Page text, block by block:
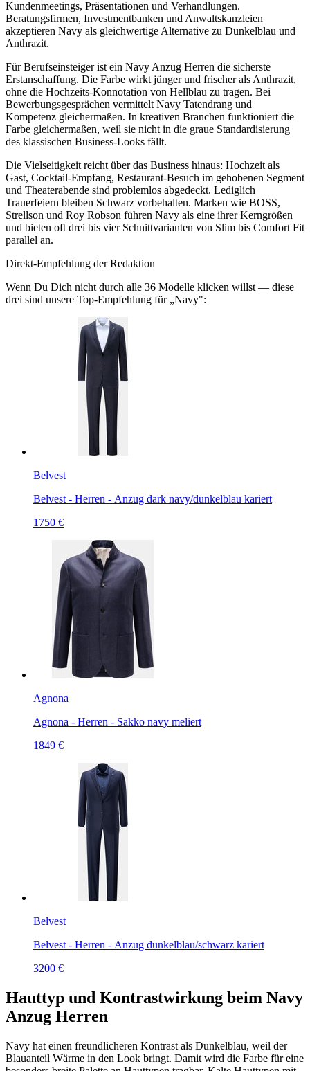
Kundenmeetings, Präsentationen und Verhandlungen.
Beratungsfirmen, Investmentbanken und Anwaltskanzleien
akzeptieren Navy als gleichwertige Alternative zu Dunkelblau und
Anthrazit.
Für Berufseinsteiger ist ein Navy Anzug Herren die sicherste
Erstanschaffung. Die Farbe wirkt jünger und frischer als Anthrazit,
ohne die Hochzeits-Konnotation von Hellblau zu tragen. Bei
Bewerbungsgesprächen vermittelt Navy Tatendrang und
Kompetenz gleichermaßen. In kreativen Branchen funktioniert die
Farbe gleichermaßen, weil sie nicht in die graue Standardisierung
des klassischen Business-Looks fällt.
Die Vielseitigkeit reicht über das Business hinaus: Hochzeit als
Gast, Cocktail-Empfang, Restaurant-Besuch im gehobenen Segment
und Theaterabende sind problemlos abgedeckt. Lediglich
Trauerfeiern bleiben Schwarz vorbehalten. Marken wie BOSS,
Strellson und Roy Robson führen Navy als eine ihrer Kerngrößen
und bieten oft drei bis vier Schnittvarianten von Slim bis Comfort Fit
parallel an.
Direkt-Empfehlung der Redaktion
Wenn Du Dich nicht durch alle 36 Modelle klicken willst — diese
drei sind unsere Top-Empfehlung für „Navy":
Belvest
Belvest - Herren - Anzug dark navy/dunkelblau kariert
1750 €
Agnona
Agnona - Herren - Sakko navy meliert
1849 €
Belvest
Belvest - Herren - Anzug dunkelblau/schwarz kariert
3200 €
Hauttyp und Kontrastwirkung beim Navy
Anzug Herren
Navy hat einen freundlicheren Kontrast als Dunkelblau, weil der
Blauanteil Wärme in den Look bringt. Damit wird die Farbe für eine